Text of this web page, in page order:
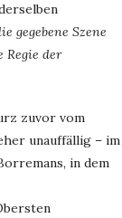
gegebene Szene
Regie der
zuvor vom
unauffällig – im
in dem